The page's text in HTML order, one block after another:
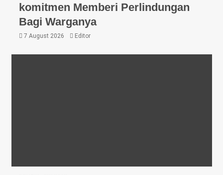
komitmen Memberi Perlindungan
Bagi Warganya
7 August 2026 Editor